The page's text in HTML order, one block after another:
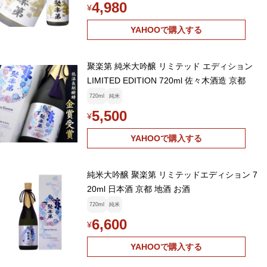
¥4,980
YAHOOで購入する
聚楽第 純米大吟醸 リミテッド エディション
LIMITED EDITION 720ml 佐々木酒造 京都
720ml 純米
¥5,500
YAHOOで購入する
純米大吟醸 聚楽第 リミテッドエディション 7
20ml 日本酒 京都 地酒 お酒
720ml 純米
¥6,600
YAHOOで購入する